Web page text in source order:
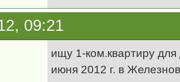
09:21
ищу 1-ком.квартиру
июня 2012 г. в